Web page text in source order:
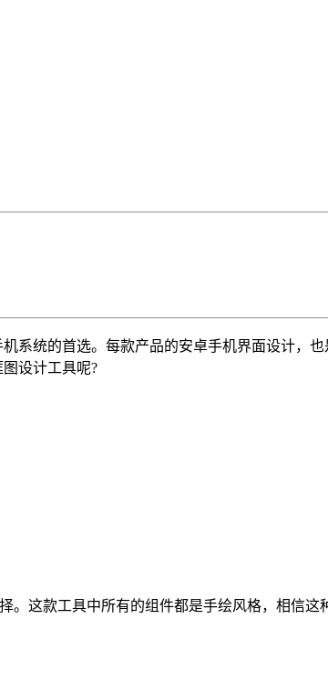
系统的首选。每款产品的安卓手机界面设计，
设计工具呢?
。这款工具中所有的组件都是手绘风格，相信